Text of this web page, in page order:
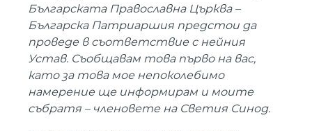
Българската Православна Църква –
Българска Патриаршия предстои да
проведе в съответствие с нейния
Устав. Съобщавам това първо на вас,
като за това мое непоколебимо
намерение ще информирам и моите
събратя – членовете на Светия Синод.